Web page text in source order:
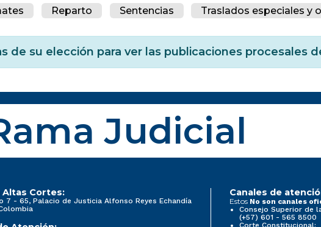
Reparto Sentencias Traslados especiales y
de su elección para ver las publicaciones procesales
Judicial
Altas Cortes:
7 - 65, Palacio de Justicia Alfonso Reyes Echandía
Canales de
Estos No son canales
Consejo Superior de
(+57) 601 - 565 8500
Corte Constitucional: